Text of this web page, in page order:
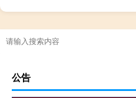
公告